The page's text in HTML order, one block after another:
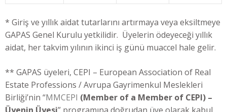
* Giriş ve yıllık aidat tutarlarını artırmaya veya eksiltmeye
GAPAS Genel Kurulu yetkilidir. Üyelerin ödeyeceği yıllık
aidat, her takvim yılının ikinci iş günü muaccel hale gelir.
** GAPAS üyeleri, CEPI – European Association of Real
Estate Professions / Avrupa Gayrimenkul Meslekleri
Birliği’nin “MMCEPI (Member of a Member of CEPI) –